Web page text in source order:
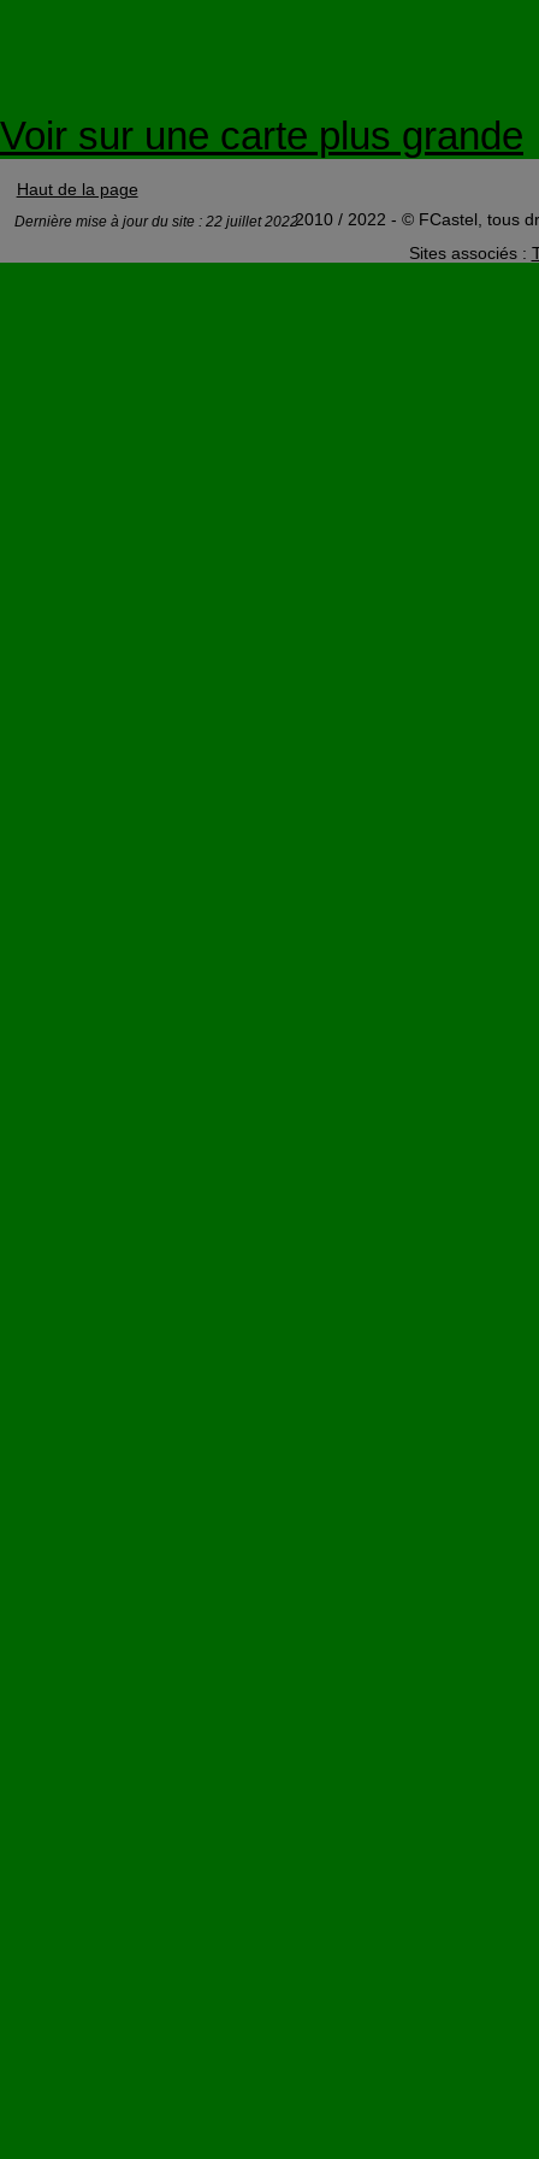
Voir sur une carte plus grande
Haut de la page
Dernière mise à jour du site : 22 juillet 20222010 / 2022 - © FCastel, tous
Sites associés :